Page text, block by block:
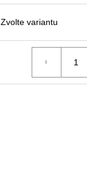
Zvolte variantu